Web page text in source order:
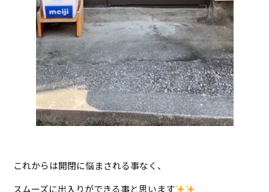
これからは開閉に悩まされる事なく、
スムーズに出入りができる事と思います